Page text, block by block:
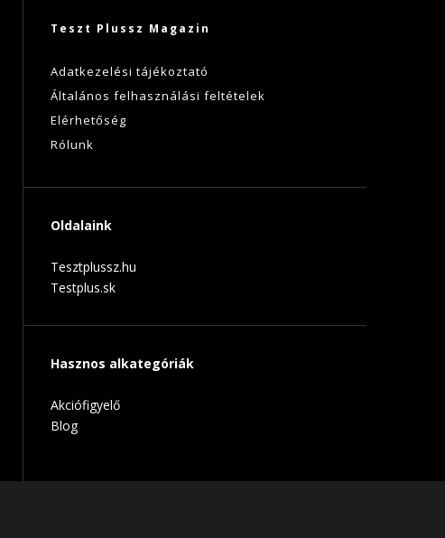
Teszt Plussz Magazin
Adatkezelési tájékoztató
Általános felhasználási feltételek
Elérhetőség
Rólunk
Oldalaink
Tesztplussz.hu
Testplus.sk
Hasznos alkategóriák
Akciófigyelő
Blog